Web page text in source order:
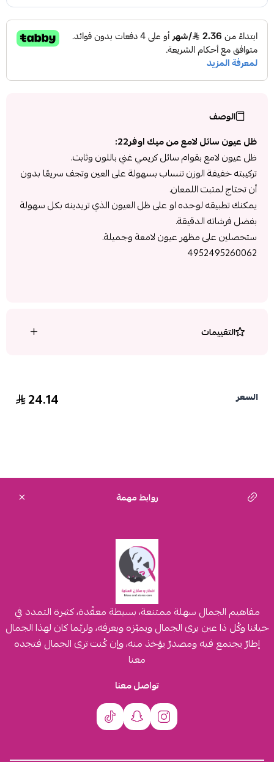
الوصف
ظل عيون سائل لامع من ميك اوفر22:
ظل عيون لامع بقوام سائل كريمي غني باللون وثابت.
تركيبته خفيفة الوزن تنساب بسهولة على العين وتجف سريعًا بدون
أن تحتاج لمثبت اللمعان.
يمكنك تطبيقه لوحده او على ظل العيون الذي تريدينه بكل سهولة
بفضل فرشاته الدقيقة.
ستحصلين على مظهر عيون لامعة وجميلة.
4952495260062
التقييمات
السعر 24.14
روابط مهمة
مفاهيم الجمال سهلة ممتنعة، بسيطة معقّدة، كثيرة التمدد في
حياتنا وكُل ذا عين يرى الجمال ويميّزه ويعرفه، ولربّما كان لهذا الجمال
إطارٌ يجتمع فيه ومصدرٌ يؤخذ منه، وإن كُنت ترى الجمال فتجده
معنا
تواصل معنا